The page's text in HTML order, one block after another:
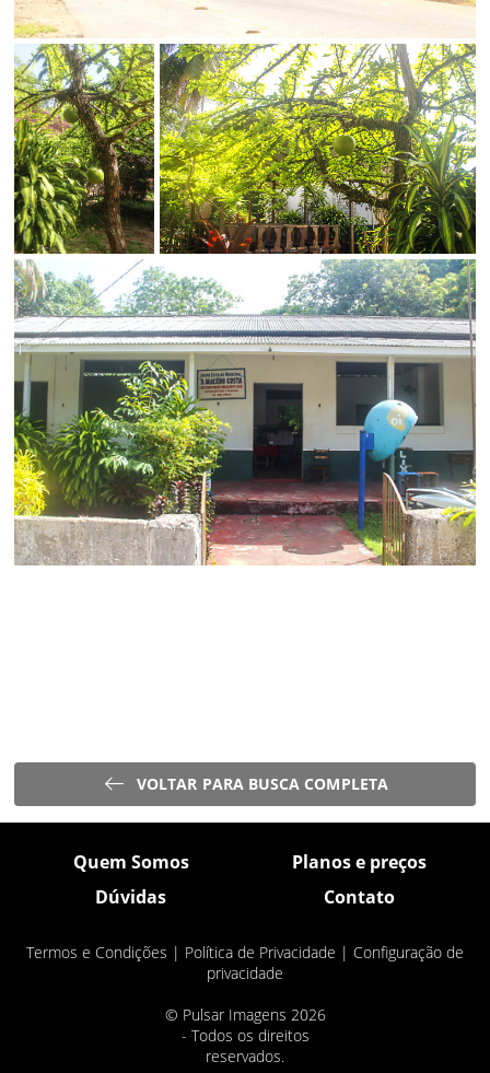
VOLTAR PARA BUSCA COMPLETA
Quem Somos
Planos e preços
Dúvidas
Contato
Termos e Condições | Política de Privacidade | Configuração de
privacidade
© Pulsar Imagens 2026
- Todos os direitos
reservados.